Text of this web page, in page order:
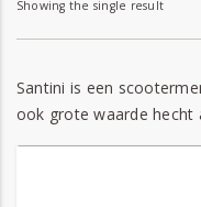
Showing the single result
Santini is een
ook grote waarde hecht